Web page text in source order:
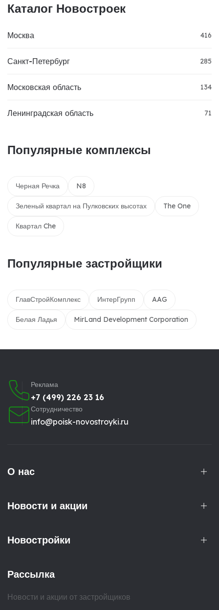
Каталог Новостроек
Москва 416
Санкт-Петербург 285
Московская область 134
Ленинградская область 71
Популярные комплексы
Черная Речка N8
Зеленый квартал на Пулковских высотах The One
Квартал Che
Популярные застройщики
ГлавСтройКомплекс ИнтерГрупп AAG
Белая Ладья MirLand Development Corporation
Реклама
+7 (499) 226 23 16
Сотрудничество
info@poisk-novostroyki.ru
О нас
Новости и акции
Новостройки
Рассылка
Новости и акции от застройщиков